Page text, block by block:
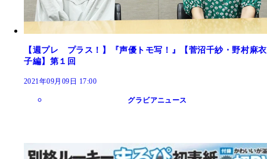
【週プレ プラス！】『声優トモ写！』【菅沼千紗・野村麻衣
子編】第１回
2021年09月09日 17:00
グラビアニュース